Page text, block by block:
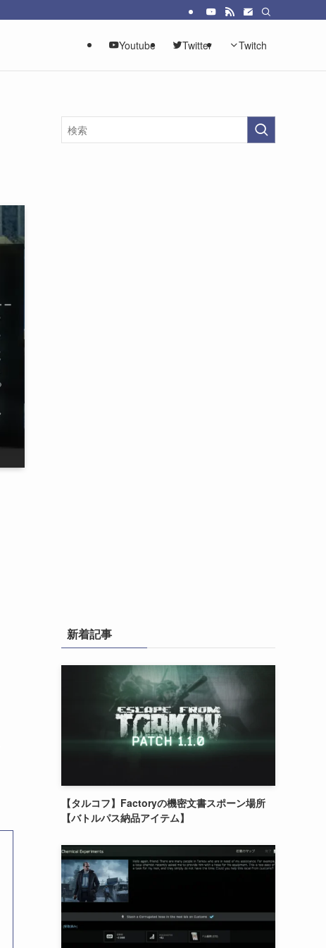
Youtube Twitter Twitch
新着記事
【タルコフ】Factoryの機密文書スポーン場所
【バトルパス納品アイテム】